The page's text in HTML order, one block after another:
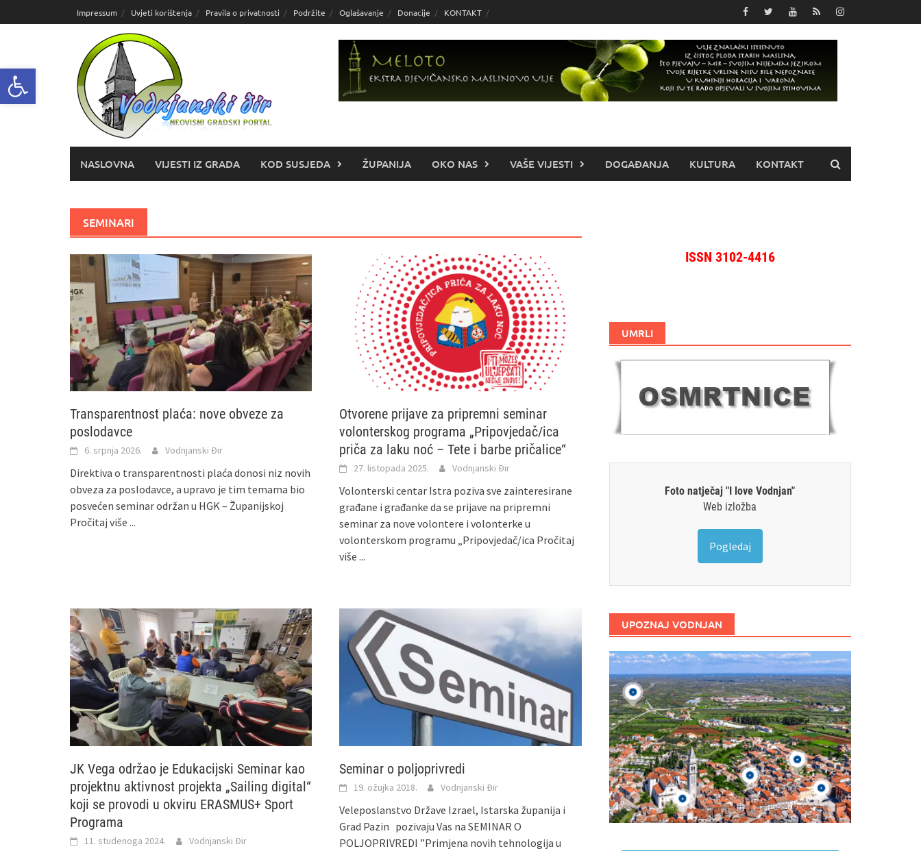
Open toolbar
do
Impressum Uvjeti korištenja Pravila o privatnosti Podržite Oglašavanje Donacije KONTAKT
NASLOVNA VIJESTI IZ GRADA KOD SUSJEDA ŽUPANIJA OKO NAS VAŠE VIJESTI DOGAĐANJA KULTURA KONTAKT
SEMINARI
Transparentnost plaća: nove obveze za
poslodavce
6. srpnja 2026. Vodnjanski Đir
Direktiva o transparentnosti plaća donosi niz novih
obveza za poslodavce, a upravo je tim temama bio
posvećen seminar održan u HGK – Županijskoj
Pročitaj više ...
Otvorene prijave za pripremni seminar
volonterskog programa „Pripovjedač/ica
priča za laku noć – Tete i barbe pričalice“
27. listopada 2025. Vodnjanski Đir
Volonterski centar Istra poziva sve zainteresirane
građane i građanke da se prijave na pripremni
seminar za nove volontere i volonterke u
volonterskom programu „Pripovjedač/ica Pročitaj
više ...
JK Vega održao je Edukacijski Seminar kao
projektnu aktivnost projekta „Sailing digital“
koji se provodi u okviru ERASMUS+ Sport
Programa
11. studenoga 2024. Vodnjanski Đir
Seminar o poljoprivredi
19. ožujka 2018. Vodnjanski Đir
Veleposlanstvo Države Izrael, Istarska županija i
Grad Pazin pozivaju Vas na SEMINAR O
POLJOPRIVREDI ”Primjena novih tehnologija u
ISSN 3102-4416
UMRLI
Foto natječaj "I love Vodnjan"
Web izložba
Pogledaj
UPOZNAJ VODNJAN